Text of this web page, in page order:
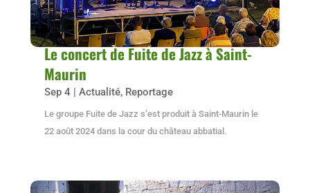
Le concert de Fuite de Jazz à Saint-
Maurin
Sep 4| Actualité, Reportage
Le groupe Fuite de Jazz s’est produit à Saint-Maurin le
22 août 2024 dans la cour du château abbatial.